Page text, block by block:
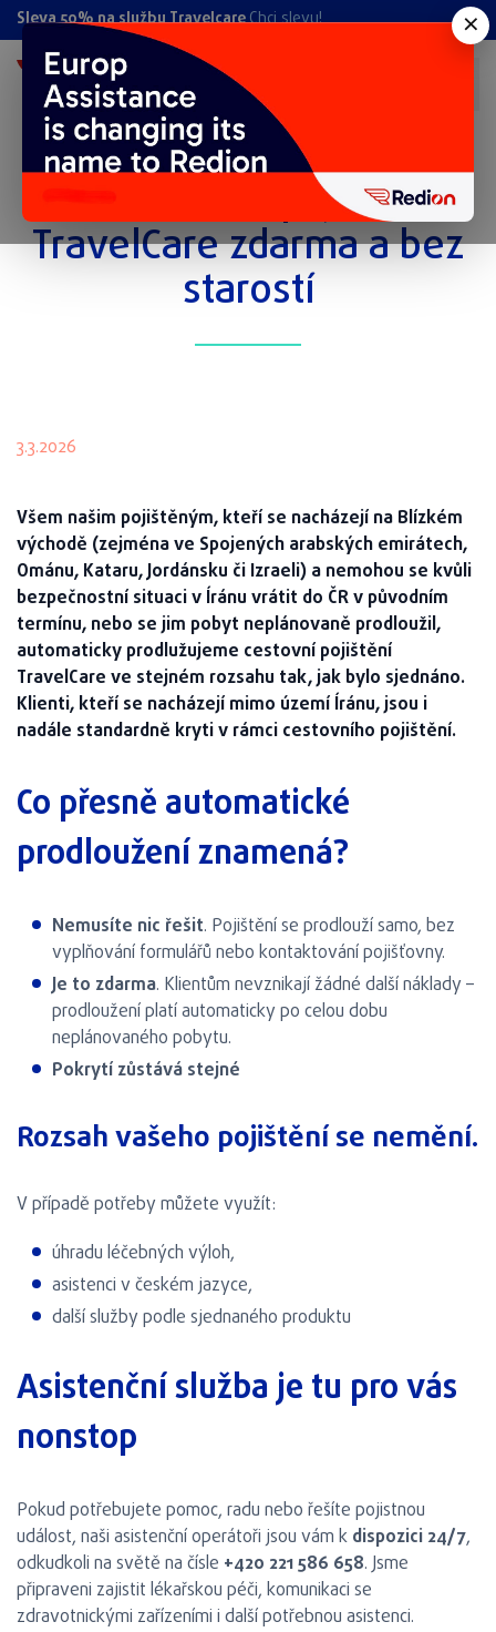
Sleva 50% na službu TravelcareChci slevu!
Prodloužení pojištění
TravelCare zdarma a bez
starostí
3.3.2026
Všem našim pojištěným, kteří se nacházejí na Blízkém
východě (zejména ve Spojených arabských emirátech,
Ománu, Kataru, Jordánsku či Izraeli) a nemohou se kvůli
bezpečnostní situaci v Íránu vrátit do ČR v původním
termínu, nebo se jim pobyt neplánovaně prodloužil,
automaticky prodlužujeme cestovní pojištění
TravelCare ve stejném rozsahu tak, jak bylo sjednáno.
Klienti, kteří se nacházejí mimo území Íránu, jsou i
nadále standardně kryti v rámci cestovního pojištění.
Co přesně automatické
prodloužení znamená?
Nemusíte nic řešit. Pojištění se prodlouží samo, bez
vyplňování formulářů nebo kontaktování pojišťovny.
Je to zdarma. Klientům nevznikají žádné další náklady –
prodloužení platí automaticky po celou dobu
neplánovaného pobytu.
Pokrytí zůstává stejné
Rozsah vašeho pojištění se nemění.
V případě potřeby můžete využít:
úhradu léčebných výloh,
asistenci v českém jazyce,
další služby podle sjednaného produktu
Asistenční služba je tu pro vás
nonstop
Pokud potřebujete pomoc, radu nebo řešíte pojistnou
událost, naši asistenční operátoři jsou vám k dispozici 24/7,
odkudkoli na světě na čísle +420 221 586 658. Jsme
připraveni zajistit lékařskou péči, komunikaci se
zdravotnickými zařízeními i další potřebnou asistenci.
×